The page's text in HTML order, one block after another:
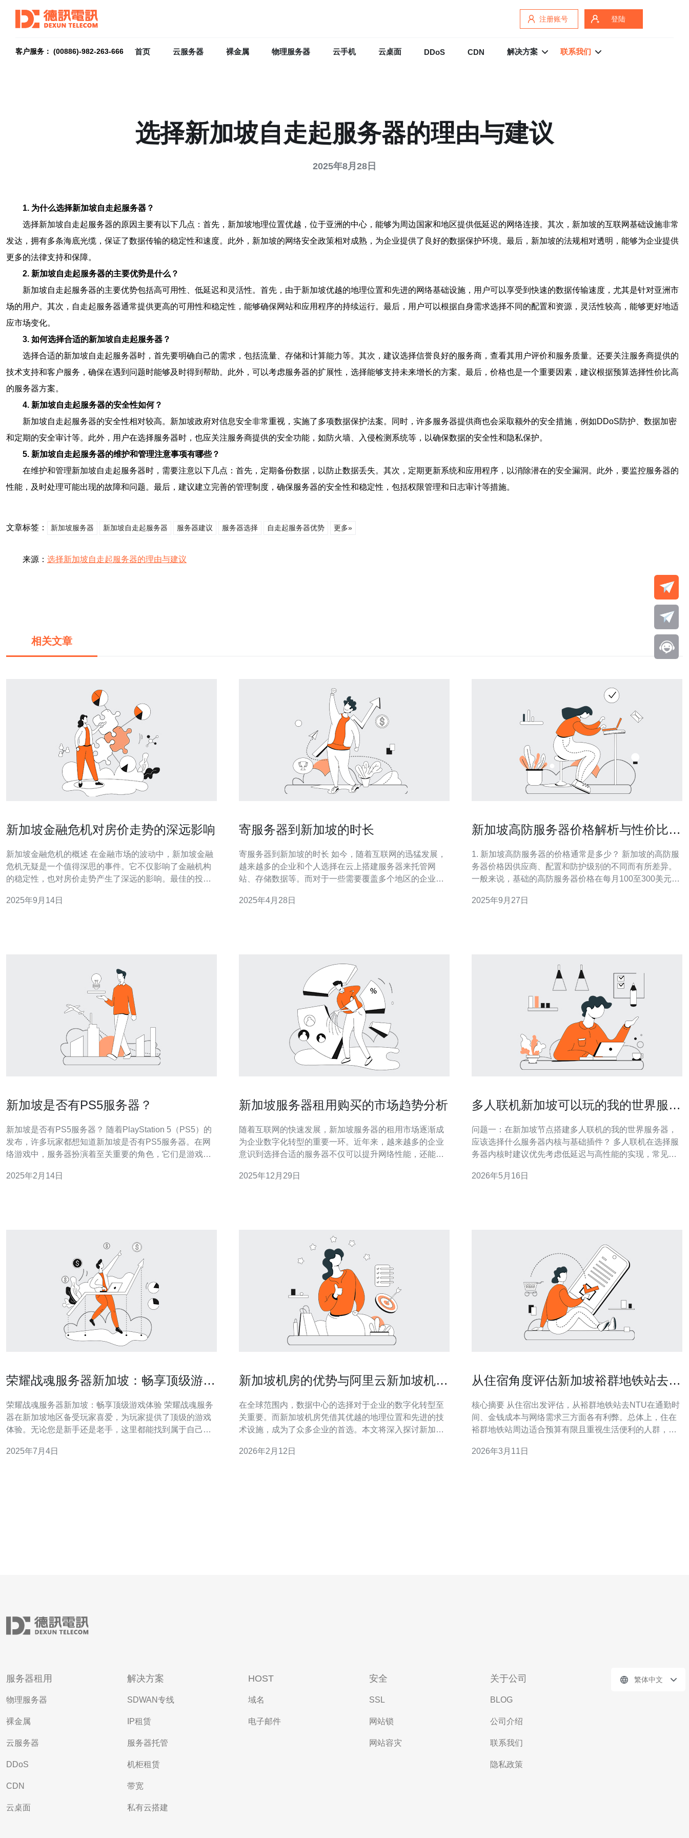
注册账号 登陆
客户服务： (00886)-982-263-666 首页 云服务器 裸金属 物理服务器 云手机 云桌面 DDoS CDN 解决方案 联系我们
选择新加坡自走起服务器的理由与建议
2025年8月28日
1. 为什么选择新加坡自走起服务器？
选择新加坡自走起服务器的原因主要有以下几点：首先，新加坡地理位置优越，位于亚洲的中心，能够为周边国家和地区提供低延迟的网络连接。其次，新加坡的互联网基础设施非常
发达，拥有多条海底光缆，保证了数据传输的稳定性和速度。此外，新加坡的网络安全政策相对成熟，为企业提供了良好的数据保护环境。最后，新加坡的法规相对透明，能够为企业提供
更多的法律支持和保障。
2. 新加坡自走起服务器的主要优势是什么？
新加坡自走起服务器的主要优势包括高可用性、低延迟和灵活性。首先，由于新加坡优越的地理位置和先进的网络基础设施，用户可以享受到快速的数据传输速度，尤其是针对亚洲市
场的用户。其次，自走起服务器通常提供更高的可用性和稳定性，能够确保网站和应用程序的持续运行。最后，用户可以根据自身需求选择不同的配置和资源，灵活性较高，能够更好地适
应市场变化。
3. 如何选择合适的新加坡自走起服务器？
选择合适的新加坡自走起服务器时，首先要明确自己的需求，包括流量、存储和计算能力等。其次，建议选择信誉良好的服务商，查看其用户评价和服务质量。还要关注服务商提供的
技术支持和客户服务，确保在遇到问题时能够及时得到帮助。此外，可以考虑服务器的扩展性，选择能够支持未来增长的方案。最后，价格也是一个重要因素，建议根据预算选择性价比高
的服务器方案。
4. 新加坡自走起服务器的安全性如何？
新加坡自走起服务器的安全性相对较高。新加坡政府对信息安全非常重视，实施了多项数据保护法案。同时，许多服务器提供商也会采取额外的安全措施，例如DDoS防护、数据加密
和定期的安全审计等。此外，用户在选择服务器时，也应关注服务商提供的安全功能，如防火墙、入侵检测系统等，以确保数据的安全性和隐私保护。
5. 新加坡自走起服务器的维护和管理注意事项有哪些？
在维护和管理新加坡自走起服务器时，需要注意以下几点：首先，定期备份数据，以防止数据丢失。其次，定期更新系统和应用程序，以消除潜在的安全漏洞。此外，要监控服务器的
性能，及时处理可能出现的故障和问题。最后，建议建立完善的管理制度，确保服务器的安全性和稳定性，包括权限管理和日志审计等措施。
文章标签： 新加坡服务器 新加坡自走起服务器 服务器建议 服务器选择 自走起服务器优势 更多»
来源： 选择新加坡自走起服务器的理由与建议
相关文章
新加坡金融危机对房价走势的深远影响
新加坡金融危机的概述 在金融市场的波动中，新加坡金融
危机无疑是一个值得深思的事件。它不仅影响了金融机构
的稳定性，也对房价走势产生了深远的影响。最佳的投资
会。而在危机后，房价的变化往往成为投资者关注的焦
2025年9月14日
寄服务器到新加坡的时长
寄服务器到新加坡的时长 如今，随着互联网的迅猛发展，
越来越多的企业和个人选择在云上搭建服务器来托管网
站、存储数据等。而对于一些需要覆盖多个地区的企业来
为亚洲的重要互联网枢纽，享有优越的地理位置和先进的
2025年4月28日
新加坡高防服务器价格解析与性价比比
1. 新加坡高防服务器的价格通常是多少？ 新加坡的高防服
务器价格因供应商、配置和防护级别的不同而有所差异。
一般来说，基础的高防服务器价格在每月100至300美元之
需要更强防护的企业，价格可能会进一步上升，甚至达到
2025年9月27日
新加坡是否有PS5服务器？
新加坡是否有PS5服务器？ 随着PlayStation 5（PS5）的
发布，许多玩家都想知道新加坡是否有PS5服务器。在网
络游戏中，服务器扮演着至关重要的角色，它们是游戏进
坡作为一个小岛国家，拥有先进的通信和网络基础设施。
2025年2月14日
新加坡服务器租用购买的市场趋势分析
随着互联网的快速发展，新加坡服务器的租用市场逐渐成
为企业数字化转型的重要一环。近年来，越来越多的企业
意识到选择合适的服务器不仅可以提升网络性能，还能有
务质量和技术支持，成为了市场的佼佼者。 新加坡服务器
2025年12月29日
多人联机新加坡可以玩的我的世界服务
问题一：在新加坡节点搭建多人联机的我的世界服务器，
应该选择什么服务器内核与基础插件？ 多人联机在选择服
务器内核时建议优先考虑低延迟与高性能的实现，常见选
性能优化与插件兼容性上表现更好，尤其适合区域性节点
2026年5月16日
荣耀战魂服务器新加坡：畅享顶级游戏
荣耀战魂服务器新加坡：畅享顶级游戏体验 荣耀战魂服务
器在新加坡地区备受玩家喜爱，为玩家提供了顶级的游戏
体验。无论您是新手还是老手，这里都能找到属于自己的
络连接，保证了玩家在游戏中的流畅体验。同时，服务器
2025年7月4日
新加坡机房的优势与阿里云新加坡机房
在全球范围内，数据中心的选择对于企业的数字化转型至
关重要。而新加坡机房凭借其优越的地理位置和先进的技
术设施，成为了众多企业的首选。本文将深入探讨新加坡
南。 首先，新加坡机房的地理位置极为优越。新加坡位于
2026年2月12日
从住宿角度评估新加坡裕群地铁站去
核心摘要 从住宿出发评估，从裕群地铁站去NTU在通勤时
间、金钱成本与网络需求三方面各有利弊。总体上，住在
裕群地铁站周边适合预算有限且重视生活便利的人群，但
本。对于需要稳定学术研究或线上课程的学生和创业者，
2026年3月11日
服务器租用
物理服务器
裸金属
云服务器
DDoS
CDN
云桌面
解决方案
SDWAN专线
IP租赁
服务器托管
机柜租赁
带宽
私有云搭建
HOST
域名
电子邮件
安全
SSL
网站锁
网站容灾
关于公司
BLOG
公司介绍
联系我们
隐私政策
繁体中文